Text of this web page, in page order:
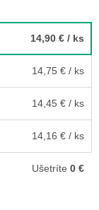
14,90 € / ks
14,75 € / ks
14,45 € / ks
14,16 € / ks
Ušetríte 0 €